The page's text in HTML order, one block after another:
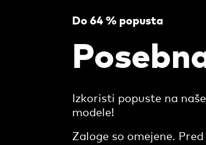
Do 64 % popusta
Izkoristi popuste na
modele!
Zaloge so omejene.